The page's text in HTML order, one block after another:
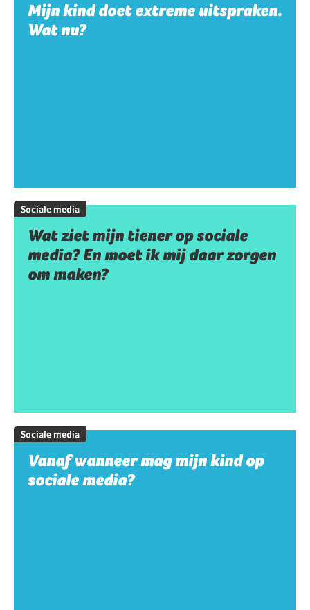
Mijn kind doet extreme uitspraken.
Wat nu?
Sociale media
Wat ziet mijn tiener op sociale
media? En moet ik mij daar zorgen
om maken?
Sociale media
Vanaf wanneer mag mijn kind op
sociale media?